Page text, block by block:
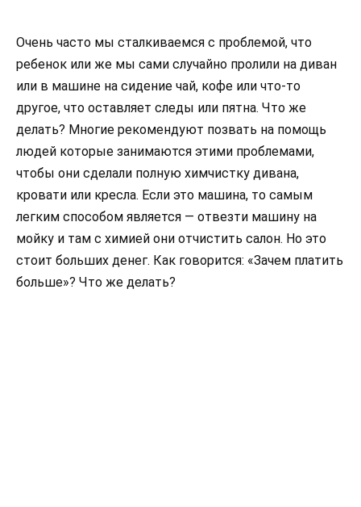
Очень часто мы сталкиваемся с проблемой, что
ребенок или же мы сами случайно пролили на диван
или в машине на сидение чай, кофе или что-то
другое, что оставляет следы или пятна. Что же
делать? Многие рекомендуют позвать на помощь
людей которые занимаются этими проблемами,
чтобы они сделали полную химчистку дивана,
кровати или кресла. Если это машина, то самым
легким способом является — отвезти машину на
мойку и там с химией они отчистить салон. Но это
стоит больших денег. Как говорится: «Зачем платить
больше»? Что же делать?